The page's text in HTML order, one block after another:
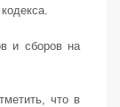
и сборов на
что в